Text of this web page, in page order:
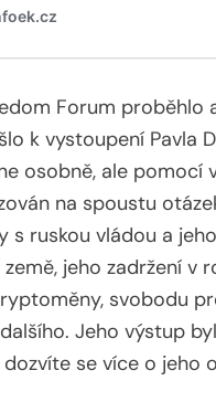
Forum proběhlo
k vystoupení Pavla
osobně, ale pomocí
na spoustu
s ruskou vládou a
jeho zadržení v
svobodu
Jeho výstup
se více o jeho